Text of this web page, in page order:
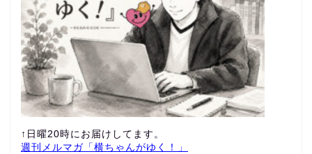
↑日曜20時にお届けしてます。
週刊メルマガ「横ちゃんがゆく！」